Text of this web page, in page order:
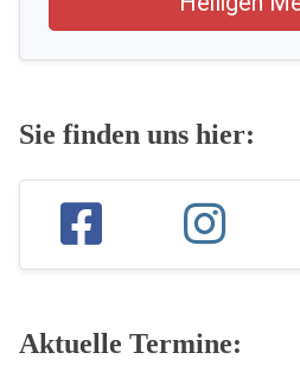
Sie finden uns hier:
Aktuelle Termine: